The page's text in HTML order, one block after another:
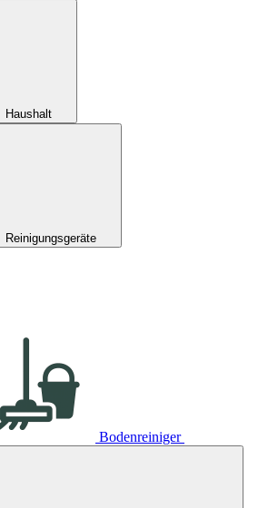
Haushalt
Reinigungsgeräte
Bodenreiniger